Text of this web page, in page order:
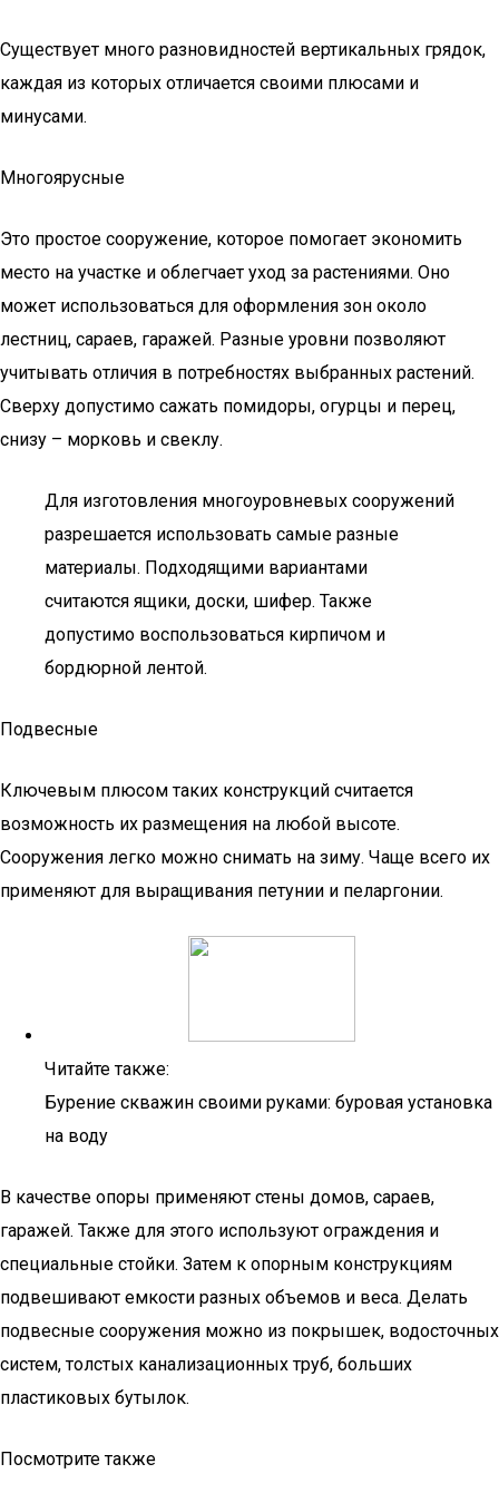
Существует много разновидностей вертикальных грядок,
каждая из которых отличается своими плюсами и
минусами.
Многоярусные
Это простое сооружение, которое помогает экономить
место на участке и облегчает уход за растениями. Оно
может использоваться для оформления зон около
лестниц, сараев, гаражей. Разные уровни позволяют
учитывать отличия в потребностях выбранных растений.
Сверху допустимо сажать помидоры, огурцы и перец,
снизу – морковь и свеклу.
Для изготовления многоуровневых сооружений
разрешается использовать самые разные
материалы. Подходящими вариантами
считаются ящики, доски, шифер. Также
допустимо воспользоваться кирпичом и
бордюрной лентой.
Подвесные
Ключевым плюсом таких конструкций считается
возможность их размещения на любой высоте.
Сооружения легко можно снимать на зиму. Чаще всего их
применяют для выращивания петунии и пеларгонии.
Читайте также:
Бурение скважин своими руками: буровая установка
на воду
В качестве опоры применяют стены домов, сараев,
гаражей. Также для этого используют ограждения и
специальные стойки. Затем к опорным конструкциям
подвешивают емкости разных объемов и веса. Делать
подвесные сооружения можно из покрышек, водосточных
систем, толстых канализационных труб, больших
пластиковых бутылок.
Посмотрите также